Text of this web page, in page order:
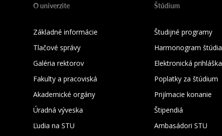
O univerzite
Základné informácie
Tlačové správy
Galéria rektorov
Fakulty a pracoviská
Akademické orgány
Úradná výveska
Ľudia na STU
Štúdium
Študijné programy
Harmonogram štúdia
Elektronická prihláška
Poplatky za štúdium
Prijímacie konanie
Štipendiá
Ambasádori STU